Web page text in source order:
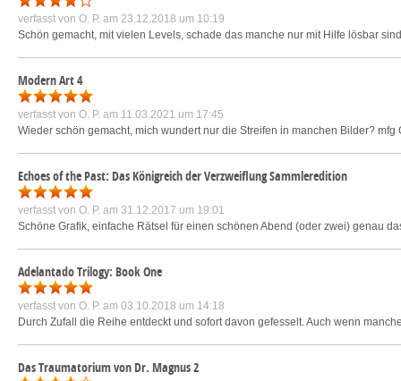
verfasst von O. P. am 23.12.2018 um 10:19
Schön gemacht, mit vielen Levels, schade das manche nur mit Hilfe lösbar
Modern Art 4
verfasst von O. P. am 11.03.2021 um 17:45
Wieder schön gemacht, mich wundert nur die Streifen in manchen Bilder? mfg
Echoes of the Past: Das Königreich der Verzweiflung Sammleredition
verfasst von O. P. am 31.12.2017 um 19:01
Schöne Grafik, einfache Rätsel für einen schönen Abend (oder zwei) genau
Adelantado Trilogy: Book One
verfasst von O. P. am 03.10.2018 um 14:18
Durch Zufall die Reihe entdeckt und sofort davon gefesselt. Auch wenn
Das Traumatorium von Dr. Magnus 2